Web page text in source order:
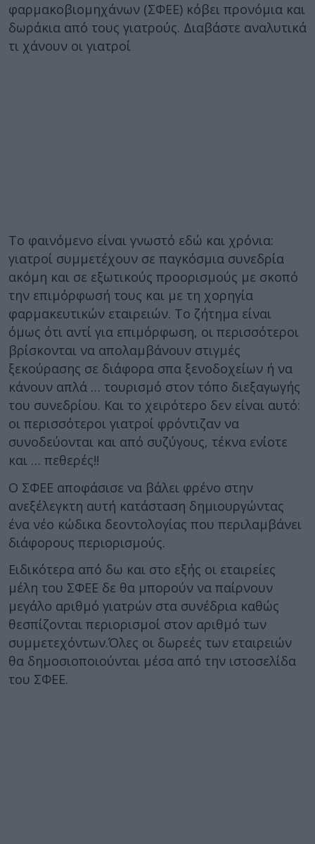
φαρμακοβιομηχάνων (ΣΦΕΕ) κόβει προνόμια και
δωράκια από τους γιατρούς. Διαβάστε αναλυτικά
τι χάνουν οι γιατροί
Το φαινόμενο είναι γνωστό εδώ και χρόνια:
γιατροί συμμετέχουν σε παγκόσμια συνεδρία
ακόμη και σε εξωτικούς προορισμούς με σκοπό
την επιμόρφωσή τους και με τη χορηγία
φαρμακευτικών εταιρειών. Το ζήτημα είναι
όμως ότι αντί για επιμόρφωση, οι περισσότεροι
βρίσκονται να απολαμβάνουν στιγμές
ξεκούρασης σε διάφορα σπα ξενοδοχείων ή να
κάνουν απλά … τουρισμό στον τόπο διεξαγωγής
του συνεδρίου. Και το χειρότερο δεν είναι αυτό:
οι περισσότεροι γιατροί φρόντιζαν να
συνοδεύονται και από συζύγους, τέκνα ενίοτε
και … πεθερές!!
Ο ΣΦΕΕ αποφάσισε να βάλει φρένο στην
ανεξέλεγκτη αυτή κατάσταση δημιουργώντας
ένα νέο κώδικα δεοντολογίας που περιλαμβάνει
διάφορους περιορισμούς.
Ειδικότερα από δω και στο εξής οι εταιρείες
μέλη του ΣΦΕΕ δε θα μπορούν να παίρνουν
μεγάλο αριθμό γιατρών στα συνέδρια καθώς
θεσπίζονται περιορισμοί στον αριθμό των
συμμετεχόντων.Όλες οι δωρεές των εταιρειών
θα δημοσιοποιούνται μέσα από την ιστοσελίδα
του ΣΦΕΕ.